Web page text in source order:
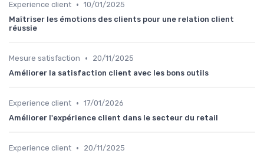
Experience client • 10/01/2025
Maîtriser les émotions des clients pour une relation client
réussie
Mesure satisfaction •
20/11/2025
Améliorer la satisfaction client avec les bons outils
Experience client • 17/01/2026
Améliorer l'expérience client dans le secteur du retail
Experience client •
20/11/2025